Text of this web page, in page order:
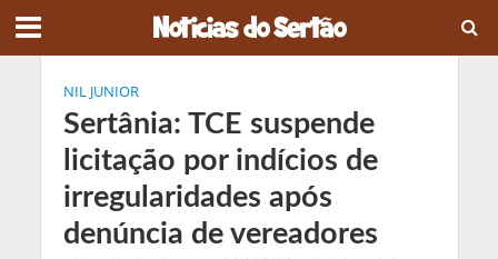
NIL JUNIOR
Sertânia: TCE suspende
licitação por indícios de
irregularidades após
denúncia de vereadores